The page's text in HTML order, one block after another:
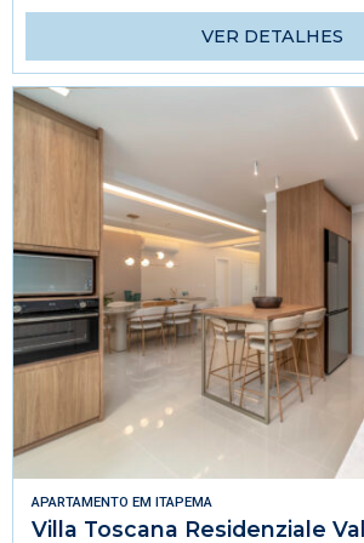
VER DETALHES
APARTAMENTO EM ITAPEMA
Villa Toscana Residenziale